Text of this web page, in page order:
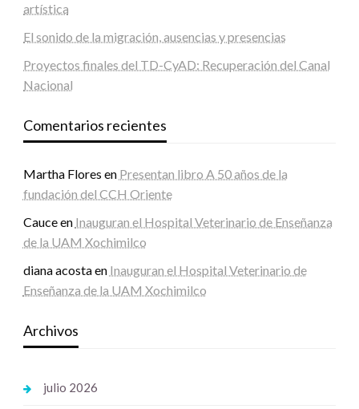
artística
El sonido de la migración, ausencias y presencias
Proyectos finales del TD-CyAD: Recuperación del Canal
Nacional
Comentarios recientes
Martha Flores en Presentan libro A 50 años de la
fundación del CCH Oriente
Cauceen Inauguran el Hospital Veterinario de Enseñanza
de la UAM Xochimilco
diana acostaen Inauguran el Hospital Veterinario de
Enseñanza de la UAM Xochimilco
Archivos
julio 2026